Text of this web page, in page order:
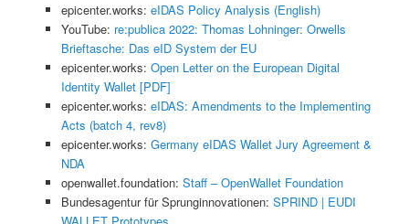
epicenter.works: eIDAS Policy Analysis (English)
YouTube: re:publica 2022: Thomas Lohninger: Orwells
Brieftasche: Das eID System der EU
epicenter.works: Open Letter on the European Digital
Identity Wallet [PDF]
epicenter.works: eIDAS: Amendments to the Implementing
Acts (batch 4, rev8)
epicenter.works: Germany eIDAS Wallet Jury Agreement &
NDA
openwallet.foundation: Staff – OpenWallet Foundation
Bundesagentur für Sprunginnovationen: SPRIND | EUDI